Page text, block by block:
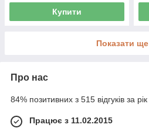
Купити
Показати ще
Про нас
84% позитивних з 515 відгуків за рік
Працює з 11.02.2015